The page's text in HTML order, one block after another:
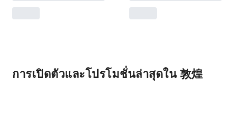
การเปิดตัวและโปรโมชั่นล่าสุดใน 敦煌